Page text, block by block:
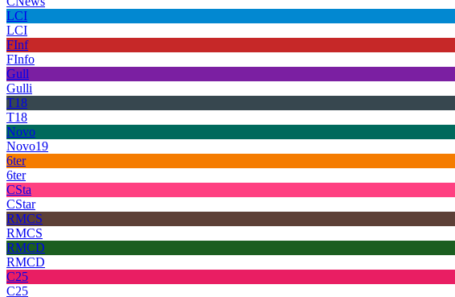
LCI
LCI
FInf
FInfo
Gull
Gulli
T18
T18
Novo
Novo19
6ter
6ter
CSta
CStar
RMCS
RMCS
RMCD
RMCD
C25
C25